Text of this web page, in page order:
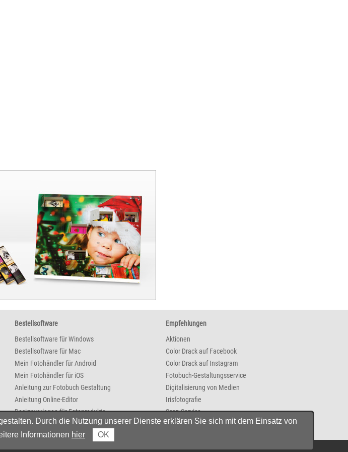
Bestellsoftware
Bestellsoftware für Windows
Bestellsoftware für Mac
Mein Fotohändler für Android
Mein Fotohändler für iOS
Anleitung zur Fotobuch Gestaltung
Anleitung Online-Editor
Designvorlagen für Fotoprodukte
Empfehlungen
Aktionen
Color Drack auf Facebook
Color Drack auf Instagram
Fotobuch-Gestaltungsservice
Digitalisierung von Medien
Irisfotografie
Scan-Service
Künstlergalerie
Preise in EUR inkl. MwSt. Bei Postversand zzgl. Versandkosten.
Durch die Nutzung unserer Dienste erklären Sie sich mit dem Einsatz von
Informationen hier OK